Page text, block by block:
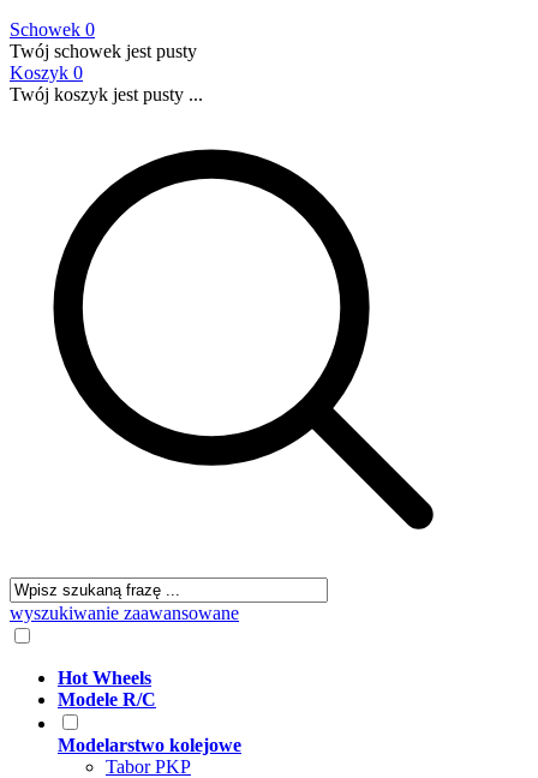
Schowek 0
Twój schowek jest pusty
Koszyk 0
Twój koszyk jest pusty ...
wyszukiwanie zaawansowane
Hot Wheels
Modele R/C
Modelarstwo kolejowe
Tabor PKP